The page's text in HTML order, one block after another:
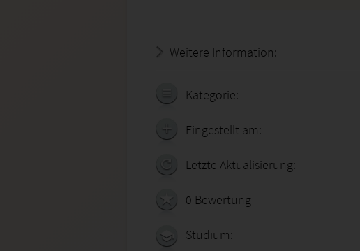
Weitere Information:
Kategorie:
Eingestellt am:
Letzte Aktualisierung:
0 Bewertung
Studium: